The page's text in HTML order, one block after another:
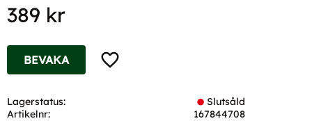
389 kr
Lägg till i favoriter
BEVAKA
Lagerstatus
Slutsåld
Artikelnr
167844708